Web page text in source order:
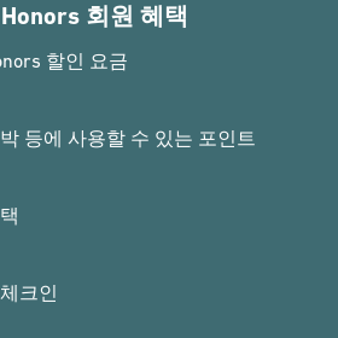
회원 혜택
할인 요금
등에 사용할 수 있는 포인트
크인